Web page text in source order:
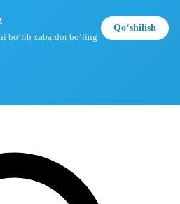
boʻlib xabardor boʻling
Qoʻshilish